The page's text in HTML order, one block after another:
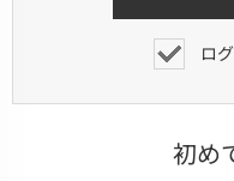
ロ
初め